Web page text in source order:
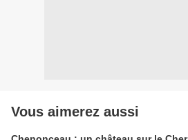
Vous aimerez aussi